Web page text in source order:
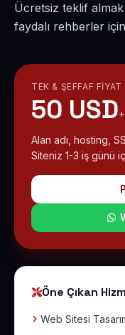
Ücretsiz teklif
faydalı rehberler için
TEK & ŞEFFAF FIYAT
50 USD
Alan adı, hosting,
Siteniz 1-3 iş günü
Öne Çıkan
Web Sitesi